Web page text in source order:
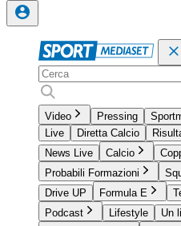
Video Pressing
Live
Diretta Calcio
News Live
Calcio
Probabili Formazioni
Drive UP
Formula E
Podcast
Lifestyle
Un